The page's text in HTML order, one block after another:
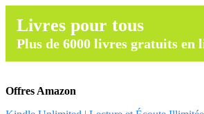
Livres pour tous
Plus de 6000 livres gratuits en
Offres Amazon